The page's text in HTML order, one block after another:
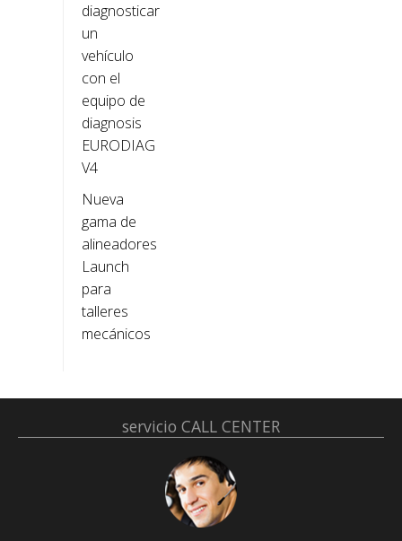
diagnosticar
un
vehículo
con el
equipo de
diagnosis
EURODIAG
V4
Nueva
gama de
alineadores
Launch
para
talleres
mecánicos
servicio CALL CENTER